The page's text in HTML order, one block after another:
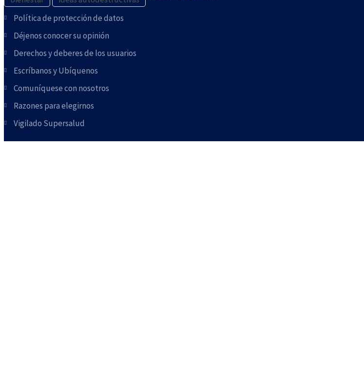
Política de protección de datos
Déjenos conocer su opinión
Derechos y deberes de los usuarios
Escríbanos y Ubíquenos
Comuníquese con nosotros
Razones para elegirnos
Vigilado Supersalud